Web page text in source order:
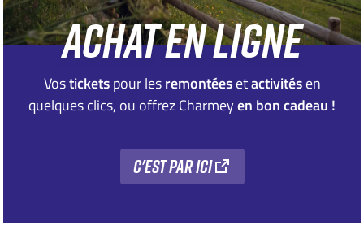
ACHAT EN LIGNE
Vosticketspour lesremontéesetactivitésen
quelques clics, ou offrez Charmeyen bon cadeau !
C'est par ici